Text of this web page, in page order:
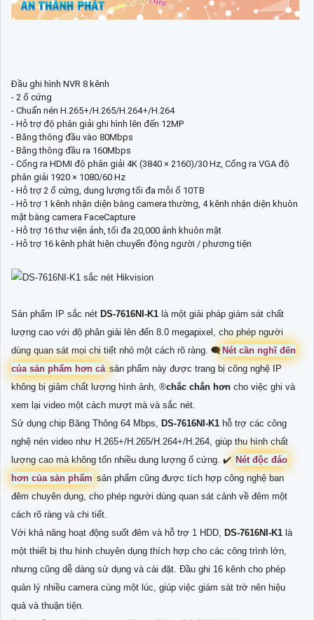
Đầu ghi hình NVR 8 kênh
- 2 ổ cứng
- Chuẩn nén H.265+/H.265/H.264+/H.264
- Hỗ trợ độ phân giải ghi hình lên đến 12MP
- Băng thông đầu vào 80Mbps
- Băng thông đầu ra 160Mbps
- Cổng ra HDMI độ phân giải 4K (3840 × 2160)/30 Hz, Cổng ra VGA độ
phân giải 1920 × 1080/60 Hz
- Hỗ trợ 2 ổ cứng, dung lượng tối đa mỗi ổ 10TB
- Hỗ trợ 1 kênh nhận diện bằng camera thường, 4 kênh nhận diện khuôn
mặt bằng camera FaceCapture
- Hỗ trợ 16 thư viện ảnh, tối đa 20,000 ảnh khuôn mặt
- Hỗ trợ 16 kênh phát hiện chuyển động người / phương tiện
Sản phẩm IP sắc nét DS-7616NI-K1 là một giải pháp giám sát chất
lượng cao với độ phân giải lên đến 8.0 megapixel, cho phép người
dùng quan sát mọi chi tiết nhỏ một cách rõ ràng. 🗨️ Nét cần nghĩ đến
của sản phẩm hơn cả sản phẩm này được trang bị công nghệ IP
không bị giảm chất lượng hình ảnh, ®️chắc chắn hơn cho việc ghi và
xem lại video một cách mượt mà và sắc nét.
Sử dụng chip Băng Thông 64 Mbps, DS-7616NI-K1 hỗ trợ các công
nghệ nén video như H.265+/H.265/H.264+/H.264, giúp thu hình chất
lượng cao mà không tốn nhiều dung lượng ổ cứng. ✔️ Nét độc đáo
hơn của sản phẩm sản phẩm cũng được tích hợp công nghệ ban
đêm chuyên dụng, cho phép người dùng quan sát cảnh về đêm một
cách rõ ràng và chi tiết.
Với khả năng hoạt động suốt đêm và hỗ trợ 1 HDD, DS-7616NI-K1 là
một thiết bị thu hình chuyên dụng thích hợp cho các công trình lớn,
nhưng cũng dễ dàng sử dụng và cài đặt. Đầu ghi 16 kênh cho phép
quản lý nhiều camera cùng một lúc, giúp việc giám sát trở nên hiệu
quả và thuận tiện.